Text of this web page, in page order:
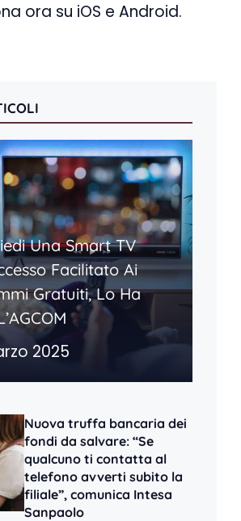
ora su iOS e Android.
Una Smart TV
Facilitato Ai
Gratuiti, Lo Ha
2025
Nuova truffa bancaria dei
fondi da salvare: “Se
qualcuno ti contatta al
telefono avverti subito la
filiale”, comunica Intesa
Sanpaolo